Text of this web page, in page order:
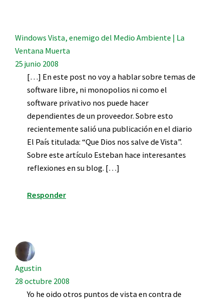
Windows Vista, enemigo del Medio Ambiente | La
Ventana Muerta
25 junio 2008
[…] En este post no voy a hablar sobre temas de
software libre, ni monopolios ni como el
software privativo nos puede hacer
dependientes de un proveedor. Sobre esto
recientemente salió una publicación en el diario
El País titulada: “Que Dios nos salve de Vista”.
Sobre este artículo Esteban hace interesantes
reflexiones en su blog. […]
Responder
Agustin
28 octubre 2008
Yo he oido otros puntos de vista en contra de